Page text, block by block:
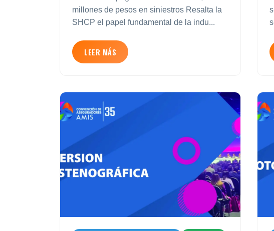
millones de pesos en siniestros Resalta la
SHCP el papel fundamental de la indu...
LEER MÁS